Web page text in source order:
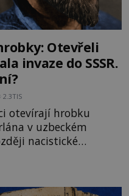
Otevřeli
invaze do SSSR.
2.3TIS
otevírají hrobku
v uzbeckém
nacistické
a napadá
natolik zarážející, že se